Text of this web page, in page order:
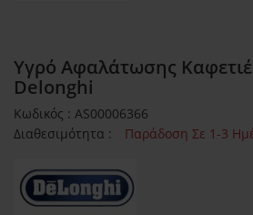
Yγρό Αφαλάτωσης
Delonghi
Κωδικός : AS00006366
Διαθεσιμότητα :
Παράδοση Σε 1-3